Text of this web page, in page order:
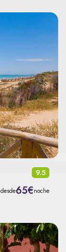
9.5
desde65€noche